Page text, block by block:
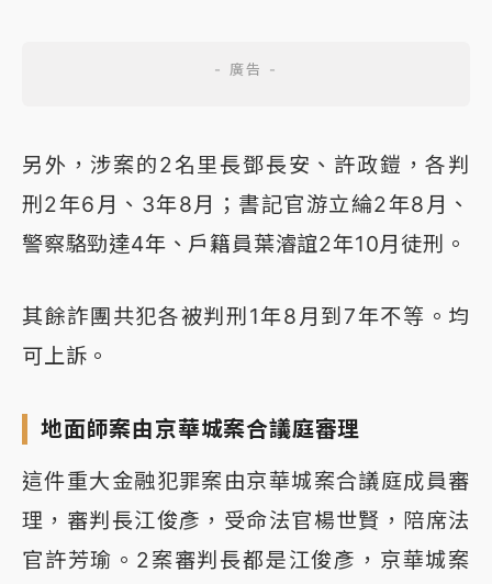
另外，涉案的2名里長鄧長安、許政鎧，各判
刑2年6月、3年8月；書記官游立綸2年8月、
警察駱勁達4年、戶籍員葉濬誼2年10月徒刑。
其餘詐團共犯各被判刑1年8月到7年不等。均
可上訴。
地面師案由京華城案合議庭審理
這件重大金融犯罪案由京華城案合議庭成員審
理，審判長江俊彥，受命法官楊世賢，陪席法
官許芳瑜。2案審判長都是江俊彥，京華城案